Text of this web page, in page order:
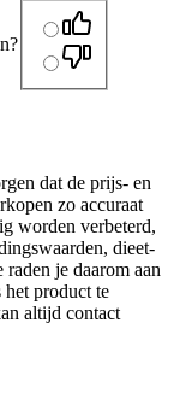
dat de prijs- en
zo accuraat
worden verbeterd,
dieet-
je daarom aan
het product te
altijd contact